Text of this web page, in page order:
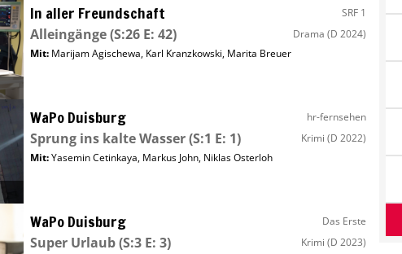
In aller Freundschaft SRF 1
Alleingänge(S:26 E: 42) Drama (D 2024)
Mit: Marijam Agischewa, Karl Kranzkowski, Marita Breuer
WaPo Duisburg hr-fernsehen
Sprung ins kalte Wasser(S:1 E: 1) Krimi (D 2022)
Mit:Yasemin Cetinkaya, Markus John, Niklas Osterloh
WaPo Duisburg Das Erste
Super Urlaub(S:3 E: 3) Krimi (D 2023)